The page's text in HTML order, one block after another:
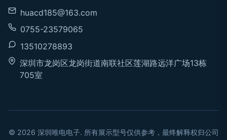
huacd185@163.com
0755-23579065
13510278893
深圳市龙岗区龙岗街道南联社区莲湖路远洋广场13栋
705室
© 2026 深圳唯电电子. 所有展示型号仅供参考，最终解释权归公司